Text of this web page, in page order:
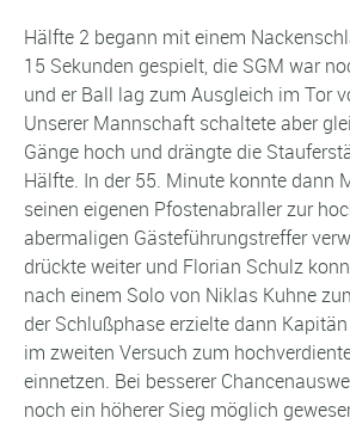
Hälfte 2 begann mit einem
15 Sekunden gespielt, die SGM war
und er Ball lag zum Ausgleich im Tor
Unserer Mannschaft schaltete aber
Gänge hoch und drängte die
Hälfte. In der 55. Minute konnte dann
seinen eigenen Pfostenabraller zur
abermaligen Gästeführungstreffer
drückte weiter und Florian Schulz
nach einem Solo von Niklas Kuhne
der Schlußphase erzielte dann
im zweiten Versuch zum
einnetzen. Bei besserer
noch ein höherer Sieg möglich